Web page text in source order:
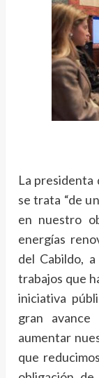
La presidenta
se trata “de
en nuestro
energías
del Cabildo,
trabajos que
iniciativa
gran
aumentar
que